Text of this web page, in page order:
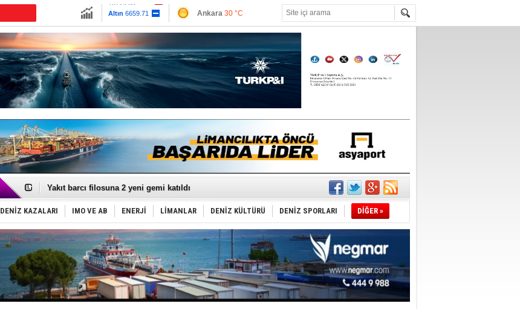
Altın 6659.71
Euro55.1258
Ankara 30 °C
Antalya38 °C
Muğla 35 °C
Çanakkale 32 °C
'REGAL 1' isimli tanker, tehlikeyi atlattı!
Yakıt barcı filosuna 2 yeni gemi katıldı
Rus İHA’ları, Alman gemisini vurdu!
Karadeniz’deki güvenlik krizi, navluna vuruyor!
Tatil hesabını yosun bozdu, oteller fiyat kırdı
Rusya, gölge filo tankerlerinde lider bayrak konumunda
Enejota ticari destek gemisinden süperyata dönüştürüldü
Denizcilik sektörü, Alsancak Limanı’ndan memnun
Türkiye’den Karadeniz'deki gemicilik faaliyetlerine kısıtlama!
‘14. Olympos Regatta’ başlıyor
Taksi Botlar, 50 yıldır Marmaris’in mavi sularında
TÜRKLİM Başkanı Hamdi Erçelik’ten ‘Çözüm Anahtarı’
DENİZ KAZALARI IMO VE AB ENERJİ LİMANLAR DENİZ KÜLTÜRÜ DENİZ SPORLARI DİĞER »